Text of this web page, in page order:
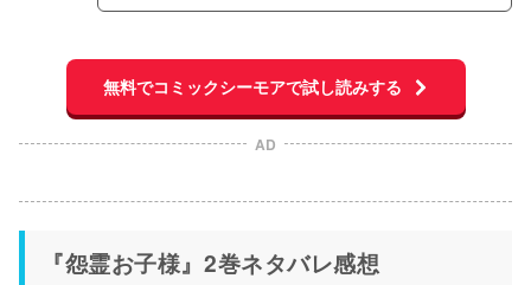
無料でコミックシーモアで試し読みする
AD
『怨霊お子様』2巻ネタバレ感想